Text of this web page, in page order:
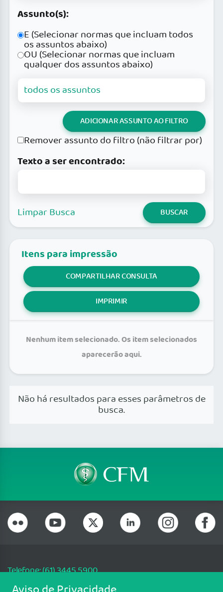
Assunto(s):
E (Selecionar normas que incluam todos
os assuntos abaixo)
OU (Selecionar normas que incluam
qualquer dos assuntos abaixo)
ADICIONAR ASSUNTO AO FILTRO
Remover assunto do filtro (não filtrar por)
Texto a ser encontrado:
Limpar Busca BUSCAR
Itens para impressão
COMPARTILHAR CONSULTA
IMPRIMIR
Nenhum item selecionado. Os item selecionados
aparecerão aqui.
Não há resultados para esses parâmetros de
busca.
Telefone: (61) 3445 5900
Email: cfm@portalmedico.org.br